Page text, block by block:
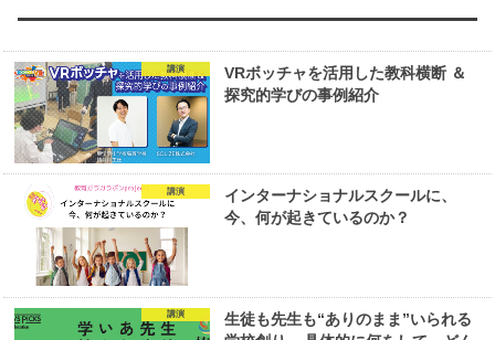
講演
VRボッチャを活用した教科横断 ＆
探究的学びの事例紹介
講演
インターナショナルスクールに、
今、何が起きているのか？
講演
生徒も先生も“ありのまま”いられる